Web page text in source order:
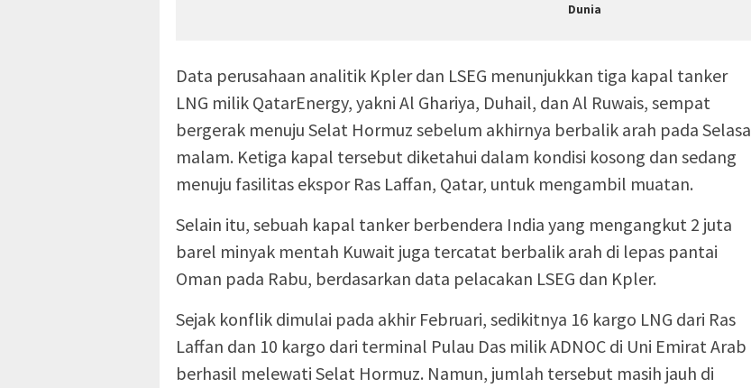
Dunia
Data perusahaan analitik Kpler dan LSEG menunjukkan tiga kapal tanker
LNG milik QatarEnergy, yakni Al Ghariya, Duhail, dan Al Ruwais, sempat
bergerak menuju Selat Hormuz sebelum akhirnya berbalik arah pada Selasa
malam. Ketiga kapal tersebut diketahui dalam kondisi kosong dan sedang
menuju fasilitas ekspor Ras Laffan, Qatar, untuk mengambil muatan.
Selain itu, sebuah kapal tanker berbendera India yang mengangkut 2 juta
barel minyak mentah Kuwait juga tercatat berbalik arah di lepas pantai
Oman pada Rabu, berdasarkan data pelacakan LSEG dan Kpler.
Sejak konflik dimulai pada akhir Februari, sedikitnya 16 kargo LNG dari Ras
Laffan dan 10 kargo dari terminal Pulau Das milik ADNOC di Uni Emirat Arab
berhasil melewati Selat Hormuz. Namun, jumlah tersebut masih jauh di